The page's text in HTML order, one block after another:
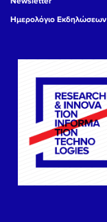
Ημερολόγιο Εκδηλώσεων